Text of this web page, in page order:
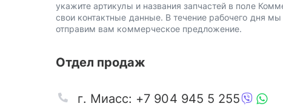
укажите артикулы и названия запчастей в поле
свои контактные данные. В течение рабочего дня
отправим вам коммерческое предложение.
Отдел продаж
г. Миасс: +7 904 945 5 255